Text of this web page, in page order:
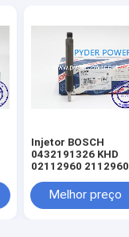
Injetor BOSCH
0432191326 KHD
02112960 2112960
Melhor preço